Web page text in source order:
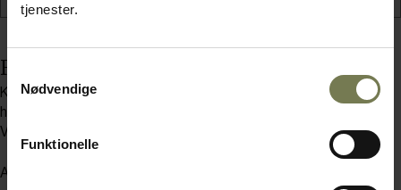
tjenester.
Samtykkevalg
Nødvendige
Funktionelle
Fremgangsmåde
Kammuslingerne springes i 1 døgn i en 1 til 10 saltlage. Hyben og
havtorn koges ind med honing, til det bliver en tyk sukkerlage.
Vandet hældes fra hybenblandingen.
Anrettes med små tårne af laksemousse.